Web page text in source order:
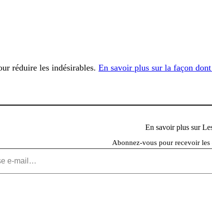
réduire les indésirables.En savoir plus sur la façon
En savoir plus sur
Abonnez-vous pour recevoir